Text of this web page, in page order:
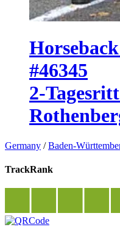
#46345
2-
Germany /Baden-
TrackRank